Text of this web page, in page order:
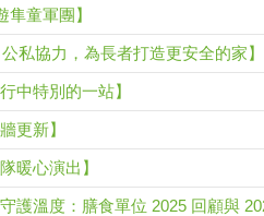
隼童軍團】
私協力，為長者打造更安全的家】
中特別的一站】
更新】
暖心演出】
護溫度：膳食單位 2025 回顧與